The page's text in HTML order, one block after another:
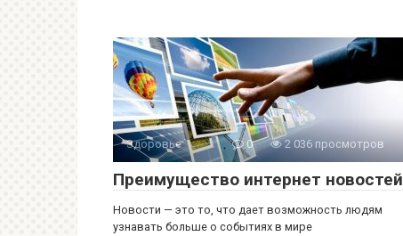
Здоровье 0 2 036 просмотров
Преимущество интернет новостей
Новости — это то, что дает возможность людям
узнавать больше о событиях в мире